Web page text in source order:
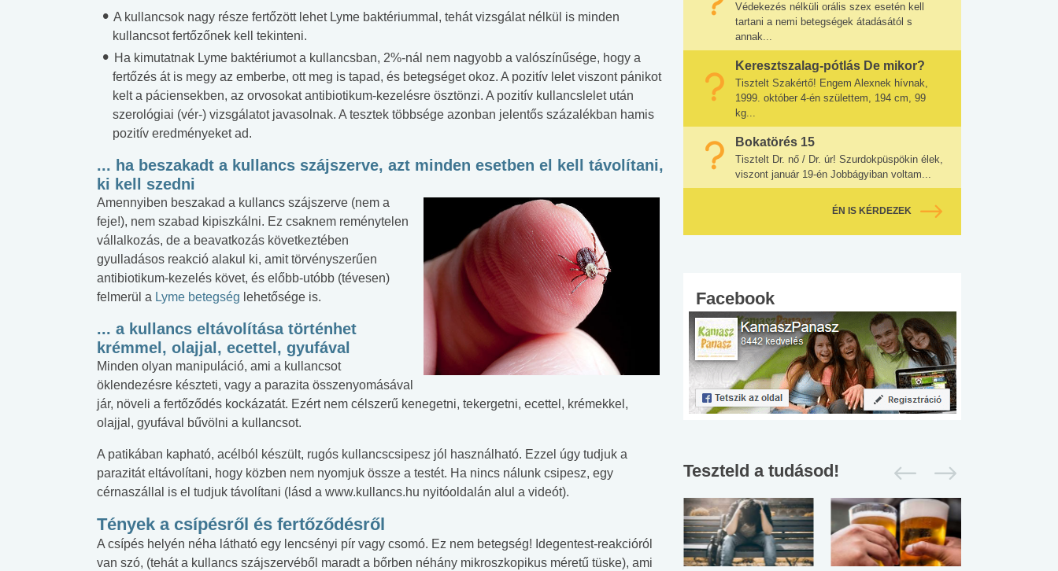
A kullancsok nagy része fertőzött lehet Lyme baktériummal, tehát vizsgálat nélkül is minden
kullancsot fertőzőnek kell tekinteni.
Ha kimutatnak Lyme baktériumot a kullancsban, 2%-nál nem nagyobb a valószínűsége, hogy a
fertőzés át is megy az emberbe, ott meg is tapad, és betegséget okoz. A pozitív lelet viszont pánikot
kelt a páciensekben, az orvosokat antibiotikum-kezelésre ösztönzi. A pozitív kullancslelet után
szerológiai (vér-) vizsgálatot javasolnak. A tesztek többsége azonban jelentős százalékban hamis
pozitív eredményeket ad.
... ha beszakadt a kullancs szájszerve, azt minden esetben el kell távolítani,
ki kell szedni
Amennyiben beszakad a kullancs szájszerve (nem a
feje!), nem szabad kipiszkálni. Ez csaknem reménytelen
vállalkozás, de a beavatkozás következtében
gyulladásos reakció alakul ki, amit törvényszerűen
antibiotikum-kezelés követ, és előbb-utóbb (tévesen)
felmerül a Lyme betegség lehetősége is.
... a kullancs eltávolítása történhet
krémmel, olajjal, ecettel, gyufával
Minden olyan manipuláció, ami a kullancsot
öklendezésre készteti, vagy a parazita összenyomásával
jár, növeli a fertőződés kockázatát. Ezért nem célszerű kenegetni, tekergetni, ecettel, krémekkel,
olajjal, gyufával bűvölni a kullancsot.
A patikában kapható, acélból készült, rugós kullancscsipesz jól használható. Ezzel úgy tudjuk a
parazitát eltávolítani, hogy közben nem nyomjuk össze a testét. Ha nincs nálunk csipesz, egy
cérnaszállal is el tudjuk távolítani (lásd a www.kullancs.hu nyitóoldalán alul a videót).
Tények a csípésről és fertőződésről
A csípés helyén néha látható egy lencsényi pír vagy csomó. Ez nem betegség! Idegentest-reakcióról
van szó, (tehát a kullancs szájszervéből maradt a bőrben néhány mikroszkopikus méretű tüske), ami
Védekezés nélküli orális szex esetén kell
tartani a nemi betegségek átadásától s
annak...
Keresztszalag-pótlás De mikor?
Tisztelt Szakértő! Engem Alexnek hívnak,
1999. október 4-én születtem, 194 cm, 99
kg...
Bokatörés 15
Tisztelt Dr. nő / Dr. úr! Szurdokpüspökin élek,
viszont január 19-én Jobbágyiban voltam...
ÉN IS KÉRDEZEK
Facebook
Teszteld a tudásod!